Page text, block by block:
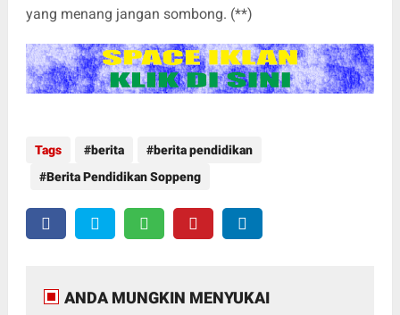
yang menang jangan sombong. (**)
Tags berita
berita pendidikan
Berita Pendidikan Soppeng
ANDA MUNGKIN MENYUKAI